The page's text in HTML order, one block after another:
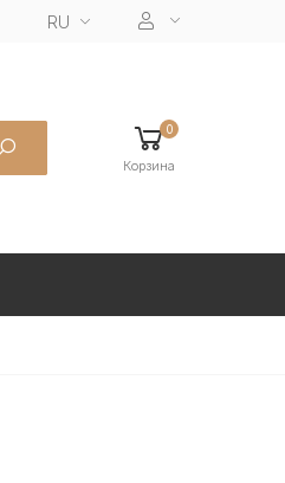
RU
0
Корзина